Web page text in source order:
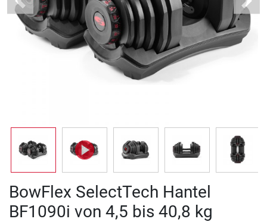
Previous Next
BowFlex SelectTech Hantel
BF1090i von 4,5 bis 40,8 kg